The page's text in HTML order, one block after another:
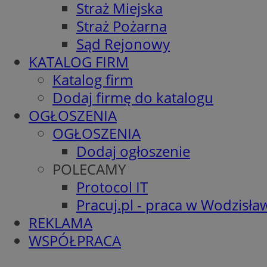
Straż Miejska
Straż Pożarna
Sąd Rejonowy
KATALOG FIRM
Katalog firm
Dodaj firmę do katalogu
OGŁOSZENIA
OGŁOSZENIA
Dodaj ogłoszenie
POLECAMY
Protocol IT
Pracuj.pl - praca w
REKLAMA
WSPÓŁPRACA